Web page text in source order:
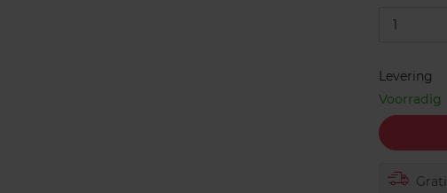
1
Levering
Voorradig